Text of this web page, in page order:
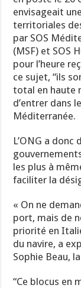
envisageait
territoriales
par SOS
(MSF) et SOS
pour l’heure
ce sujet, “ils
total en haute
d’entrer dans
Méditerranée.
L’ONG a
les plus à
faciliter la
« On ne
port, mais de
priorité en
du navire, a
Sophie Beau,
“Ce blocus en